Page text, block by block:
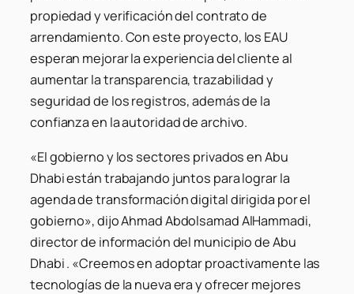
propiedad y verificación del contrato de
arrendamiento. Con este proyecto, los EAU
esperan mejorar la experiencia del cliente al
aumentar la transparencia, trazabilidad y
seguridad de los registros, además de la
confianza en la autoridad de archivo.
«El gobierno y los sectores privados en Abu
Dhabi están trabajando juntos para lograr la
agenda de transformación digital dirigida por el
gobierno», dijo Ahmad Abdolsamad AlHammadi,
director de información del municipio de Abu
Dhabi . «Creemos en adoptar proactivamente las
tecnologías de la nueva era y ofrecer mejores